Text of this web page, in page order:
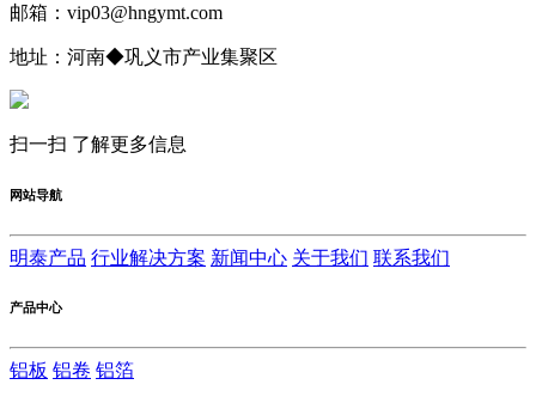
邮箱：vip03@hngymt.com
地址：河南◆巩义市产业集聚区
扫一扫 了解更多信息
网站导航
明泰产品 行业解决方案 新闻中心 关于我们 联系我们
产品中心
铝板 铝卷 铝箔